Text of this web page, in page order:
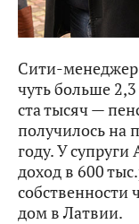
Сити-менеджер
чуть больше
ста тысяч —
получилось на
году. У
доход в 600
собственности
дом в Латвии.